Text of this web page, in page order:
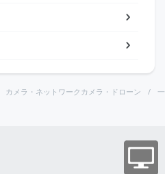
カメラ・ネットワークカメラ・ドローン